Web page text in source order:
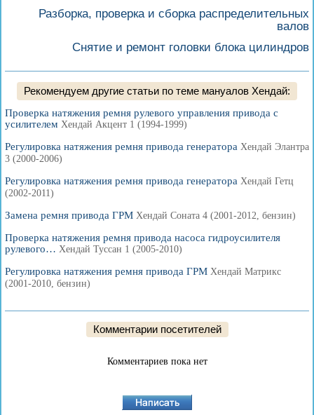
Разборка, проверка и сборка распределительных
валов
Снятие и ремонт головки блока цилиндров
Рекомендуем другие статьи по теме мануалов Хендай:
Проверка натяжения ремня рулевого управления привода с
усилителем Хендай Акцент 1 (1994-1999)
Регулировка натяжения ремня привода генератора Хендай Элантра
3 (2000-2006)
Регулировка натяжения ремня привода генератора Хендай Гетц
(2002-2011)
Замена ремня привода ГРМ Хендай Соната 4 (2001-2012, бензин)
Проверка натяжения ремня привода насоса гидроусилителя
рулевого… Хендай Туссан 1 (2005-2010)
Регулировка натяжения ремня привода ГРМ Хендай Матрикс
(2001-2010, бензин)
Комментарии посетителей
Комментариев пока нет